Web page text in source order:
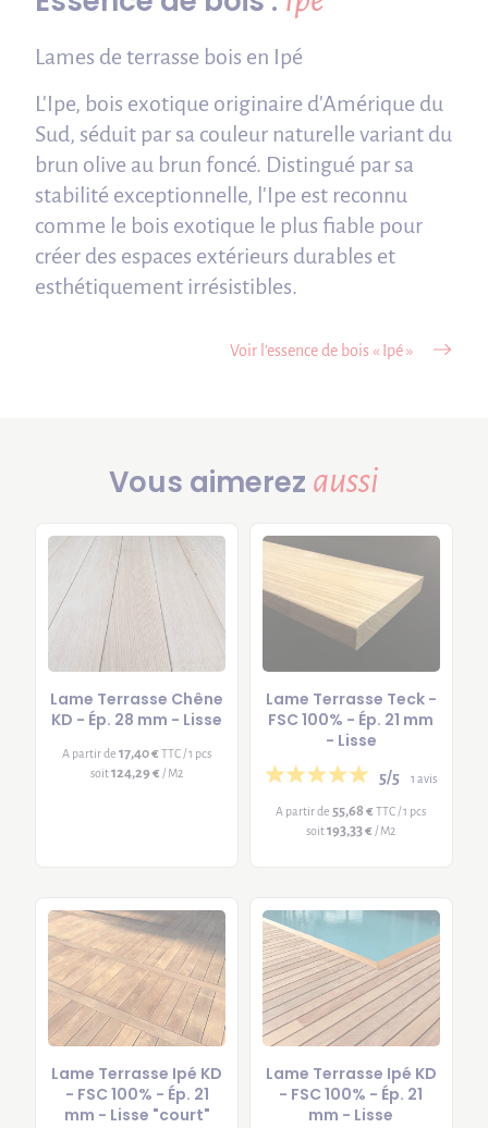
Lames de terrasse bois en Ipé
L'Ipe, bois exotique originaire d'Amérique du
Sud, séduit par sa couleur naturelle variant du
brun olive au brun foncé. Distingué par sa
stabilité exceptionnelle, l'Ipe est reconnu
comme le bois exotique le plus fiable pour
créer des espaces extérieurs durables et
esthétiquement irrésistibles.
Voir l’essence de bois « Ipé »
Vous aimerez aussi
Lame Terrasse Chêne
KD - Ép. 28 mm - Lisse
A partir de17,40 € TTC / 1 pcs
soit124,29 € / M2
Lame Terrasse Teck -
FSC 100% - Ép. 21 mm
- Lisse
5/5 1 avis
A partir de 55,68 € TTC / 1 pcs
soit193,33 € / M2
Lame Terrasse Ipé KD
- FSC 100% - Ép. 21
mm - Lisse "court"
Lame Terrasse Ipé KD
- FSC 100% - Ép. 21
mm - Lisse